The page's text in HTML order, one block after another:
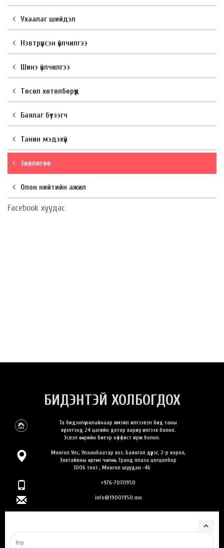
Ухаалаг шийдэл
Нэвтрүүлсэн үйлчилгээ
Шинэ үйлчилгээ
Төсөл хөтөлбөрүүд
Баялаг бүтээгч
Танин мэдэхүй
Зөвлөгөө
Олон нийтийн ажил
Facebook хуудас
БИДЭНТЭЙ ХОЛБОГДОХ
Та бидэнлүү онлайнаар имэйл илгээвэл бид таны
хүсэлтэнд 24 цагийн дотор хариу илгээх болно.
Эсвэл өөрийн биеэр оффист ирж болно.
Монгол Улс, Улаанбаатар хот, Баянгол дүүрэг, 2-р хороо,
Энхтайвны өргөн чөлөө, Гранд плаза цогцолбор
1006 тоот , Монгол шуудан -46
+976-70111950
info@19001950.mn